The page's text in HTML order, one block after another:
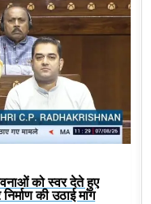
को स्वर देते हुए
की उठाई मांग